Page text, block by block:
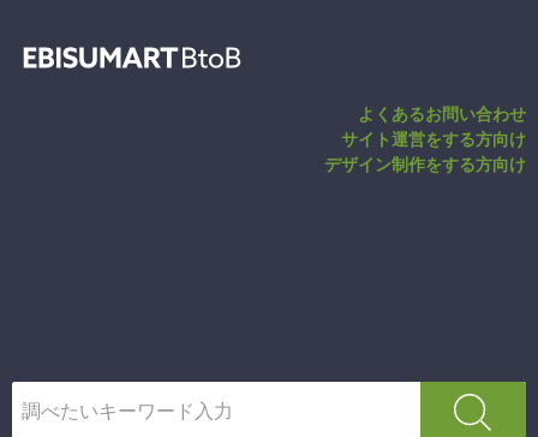
よくあるお問い合わせ
サイト運営をする方向け
デザイン制作をする方向け